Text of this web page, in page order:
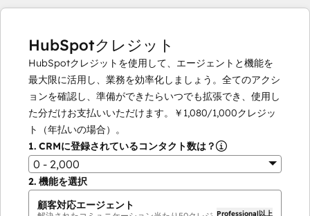
HubSpotクレジット
HubSpotクレジットを使用して、エージェントと機能を
最大限に活用し、業務を効率化しましょう。全てのアクシ
ョンを確認し、準備ができたらいつでも拡張でき、使用し
た分だけお支払いいただけます。
￥1,080/1,000クレジッ
ト（年払いの場合）。
1. CRMに登録されているコンタクト数は？
0 - 2,000
2. 機能を選択
顧客対応エージェント
Professional以上